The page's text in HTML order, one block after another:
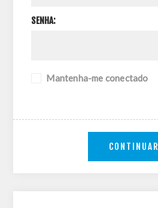
SENHA:
Mantenha-me conectado
CONTINUAR